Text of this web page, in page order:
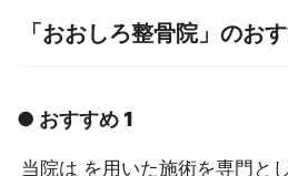
「おおしろ整骨院」のお
● おすすめ 1
当院は を用いた施術を専門と